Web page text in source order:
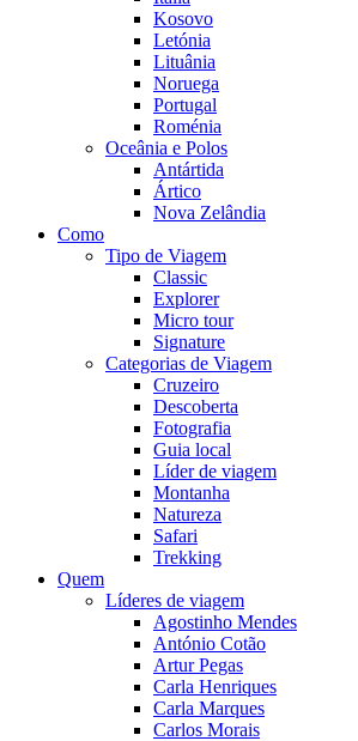
Kosovo
Letónia
Lituânia
Noruega
Portugal
Roménia
Oceânia e Polos
Antártida
Ártico
Nova Zelândia
Como
Tipo de Viagem
Classic
Explorer
Micro tour
Signature
Categorias de Viagem
Cruzeiro
Descoberta
Fotografia
Guia local
Líder de viagem
Montanha
Natureza
Safari
Trekking
Quem
Líderes de viagem
Agostinho Mendes
António Cotão
Artur Pegas
Carla Henriques
Carla Marques
Carlos Morais